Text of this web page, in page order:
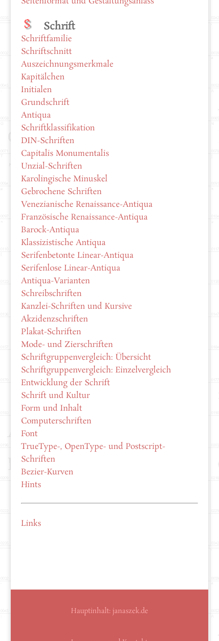
Schrift
Schriftfamilie
Schriftschnitt
Auszeichnungsmerkmale
Kapitälchen
Initialen
Grundschrift
Antiqua
Schriftklassifikation
DIN-Schriften
Capitalis Monumentalis
Unzial-Schriften
Karolingische Minuskel
Gebrochene Schriften
Venezianische Renaissance-Antiqua
Französische Renaissance-Antiqua
Barock-Antiqua
Klassizistische Antiqua
Serifenbetonte Linear-Antiqua
Serifenlose Linear-Antiqua
Antiqua-Varianten
Schreibschriften
Kanzlei-Schriften und Kursive
Akzidenzschriften
Plakat-Schriften
Mode- und Zierschriften
Schriftgruppenvergleich: Übersicht
Schriftgruppenvergleich: Einzelvergleich
Entwicklung der Schrift
Schrift und Kultur
Form und Inhalt
Computerschriften
Font
TrueType-, OpenType- und Postscript-
Schriften
Bezier-Kurven
Hints
Links
Hauptinhalt: janaszek.de